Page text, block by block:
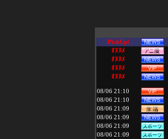
PickUp!
ｵﾇﾇﾒ
ｵﾇﾇﾒ
ｵﾇﾇﾒ
ｵﾇﾇﾒ
08/06 21:10
08/06 21:10
08/06 21:09
08/06 21:09
08/06 21:09
08/06 21:09